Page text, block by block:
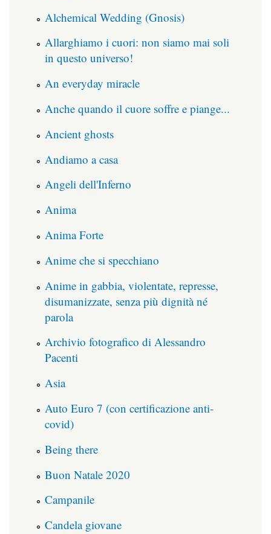
Alchemical Wedding (Gnosis)
Allarghiamo i cuori: non siamo mai soli
in questo universo!
An everyday miracle
Anche quando il cuore soffre e piange...
Ancient ghosts
Andiamo a casa
Angeli dell'Inferno
Anima
Anima Forte
Anime che si specchiano
Anime in gabbia, violentate, represse,
disumanizzate, senza più dignità né
parola
Archivio fotografico di Alessandro
Pacenti
Asia
Auto Euro 7 (con certificazione anti-
covid)
Being there
Buon Natale 2020
Campanile
Candela giovane